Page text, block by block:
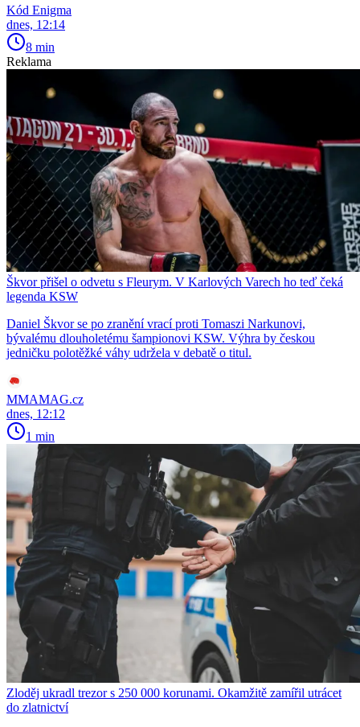
Kód Enigma
dnes, 12:14
8 min
Reklama
Škvor přišel o odvetu s Fleurym. V Karlových Varech ho teď čeká
legenda KSW
Daniel Škvor se po zranění vrací proti Tomaszi Narkunovi,
bývalému dlouholetému šampionovi KSW. Výhra by českou
jedničku polotěžké váhy udržela v debatě o titul.
MMAMAG.cz
dnes, 12:12
1 min
Zloděj ukradl trezor s 250 000 korunami. Okamžitě zamířil utrácet
do zlatnictví